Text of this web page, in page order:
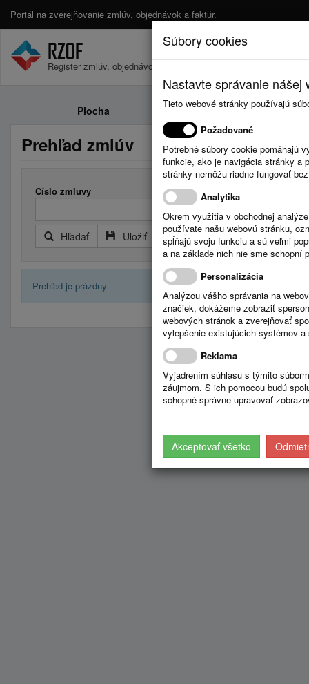
Portál na zverejňovanie zmlúv, objednávok a faktúr.
Register zmlúv, objednávok a faktúr.
Plocha Zmluvy
Prehľad zmlúv
Číslo zmluvy
Hľadať Uložiť Reset Rozšírený filter
Prehľad je prázdny
Súbory cookies
Nastavte správanie
Tieto webové stránky používajú
Požadované
Potrebné súbory cookie pomáhajú
funkcie, ako je navigácia stránky a
stránky nemôžu riadne fungovať
Analytika
Okrem využitia v obchodnej
používate našu webovú stránku,
spĺňajú svoju funkciu a sú veľmi
a na základe nich nie sme schopní
Personalizácia
Analýzou vášho správania na
značiek, dokážeme zobraziť
webových stránok a zverejňovať
vylepšenie existujúcich systémov
Reklama
Vyjadrením súhlasu s týmito
záujmom. S ich pomocou budú
schopné správne upravovať
Akceptovať všetko